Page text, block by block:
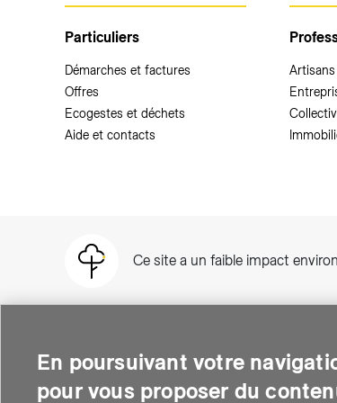
En poursuivant votre
pour vous proposer du
Particuliers
Démarches et factures
Offres
Ecogestes et déchets
Aide et contacts
Ce site a un faible impact
SIG est une entreprise suisse au service de plus